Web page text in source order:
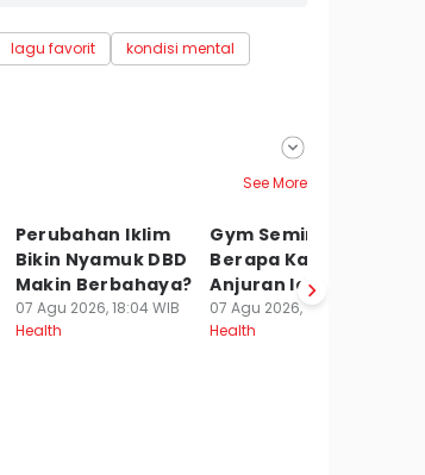
lagu favorit
kondisi mental
See More
Perubahan Iklim
Bikin Nyamuk DBD
Makin Berbahaya?
07 Agu 2026, 18:04 WIB
Health
Gym Seminggu
Berapa Kali? Ini
Anjuran Idealnya
07 Agu 2026, 17:15 WIB
Health